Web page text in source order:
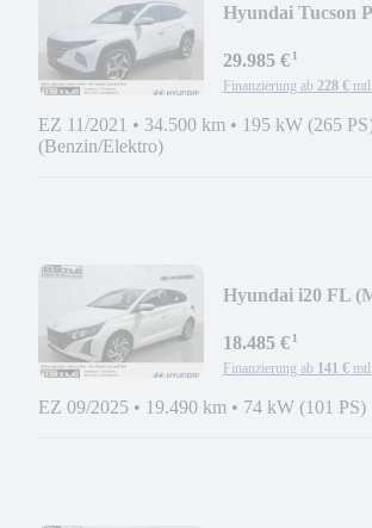
Hyundai Tucson
29.985 €¹
Finanzierung ab 228 € mtl.
EZ 11/2021 • 34.500 km • 195 kW (265
(Benzin/Elektro)
Hyundai i20 FL
18.485 €¹
Finanzierung ab 141 € mtl.
EZ 09/2025 • 19.490 km • 74 kW (101 PS)